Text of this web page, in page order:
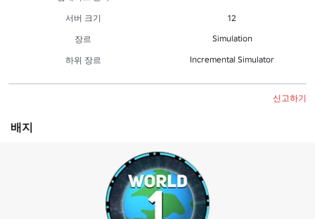
서버 크기
12
장르
Simulation
하위 장르 Incremental Simulator
신고하기
배지